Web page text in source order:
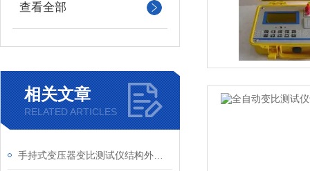
查看全部
相关文章
RELATED ARTICLES